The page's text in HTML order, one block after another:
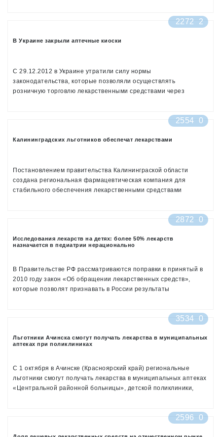
2272 2
В Украине закрыли аптечные киоски
С 29.12.2012 в Украине утратили силу нормы
законодательства, которые позволяли осуществлять
розничную торговлю лекарственными средствами через
2554 0
Калининградских льготников обеспечат лекарствами
Постановлением правительства Калининграской области
создана региональная фармацевтическая компания для
стабильного обеспечения лекарственными средствами
подчинении минздрава. «Оно создано, прежде всего, для
стабильного обеспечения лекарствами граждан льготных
2872 0
Исследования лекарств на детях: более 50% лекарств
назначается в педиатрии нерационально
В Правительстве РФ рассматриваются поправки в принятый в
2010 году закон «Об обращении лекарственных средств»,
которые позволят признавать в России результаты
будут получать современные лекарства с задержкой в3534 0
Льготники Ачинска смогут получать лекарства в муниципальных
аптеках при поликлиниках
С 1 октября в Ачинске (Красноярский край) региональные
льготники смогут получать лекарства в муниципальных аптеках
«Центральной районной больницы», детской поликлиники,
Светлана Семененко. Сейчас льготные лекарства уже2596 0